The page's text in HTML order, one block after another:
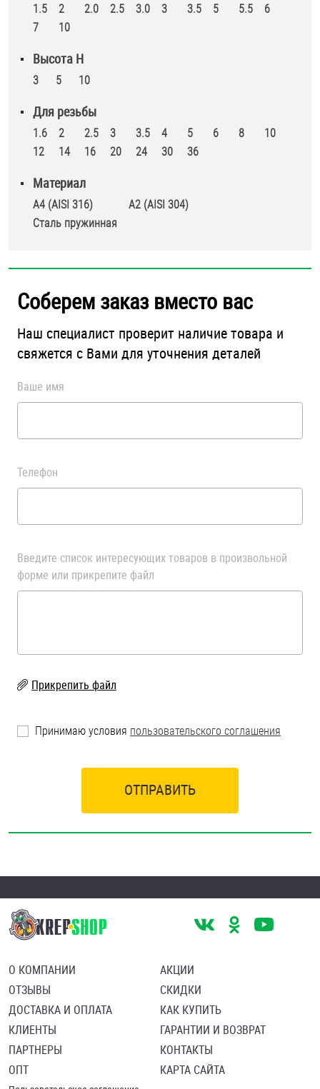
Такелаж
Хомуты
Шайбы
Шпильки
Шплинты
Штифты и пальцы
1.5
2 2.0 2.5 3.0 3 3.5 5 5.5
6
7
10
Высота H
3 5 10
Для резьбы
1.6 2 2.5 3 3.5 4 5 6 8
10
12
14 16 20 24 30 36
Материал
A4 (AISI 316)
А2 (AISI 304)
Стaль пружинная
Соберем заказ вместо вас
Наш специалист проверит наличие товара и
свяжется с Вами для уточнения деталей
Ваше имя
Телефон
Введите список интересующих товаров в произвольной
форме или прикрепите файл
Прикрепить файл
Принимаю условия пользовательского соглашения
ОТПРАВИТЬ
О КОМПАНИИ
ОТЗЫВЫ
ДОСТАВКА И ОПЛАТА
КЛИЕНТЫ
ПАРТНЕРЫ
ОПТ
АКЦИИ
СКИДКИ
КАК КУПИТЬ
ГАРАНТИИ И ВОЗВРАТ
КОНТАКТЫ
КАРТА САЙТА